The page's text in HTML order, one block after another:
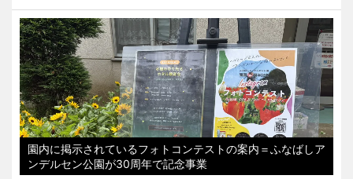
園内に掲示されているフォトコンテストの案内＝ふなばしア
ンデルセン公園が30周年で記念事業